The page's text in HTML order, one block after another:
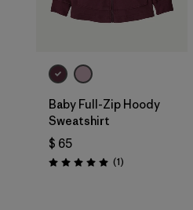
Baby Full-Zip Hoody
Sweatshirt
$ 65
Valoración: 5.0 / 5
(1Comentarios
)